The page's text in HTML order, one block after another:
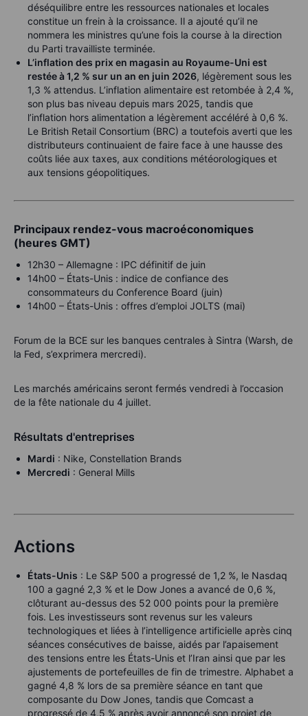
déséquilibre entre les ressources nationales et locales
constitue un frein à la croissance. Il a ajouté qu’il ne
nommera les ministres qu’une fois la course à la direction
du Parti travailliste terminée.
L’inflation des prix en magasin au Royaume-Uni est
restée à 1,2 % sur un an en juin 2026, légèrement sous les
1,3 % attendus. L’inflation alimentaire est retombée à 2,4 %,
son plus bas niveau depuis mars 2025, tandis que
l’inflation hors alimentation a légèrement accéléré à 0,6 %.
Le British Retail Consortium (BRC) a toutefois averti que les
distributeurs continuaient de faire face à une hausse des
coûts liée aux taxes, aux conditions météorologiques et
aux tensions géopolitiques.
Principaux rendez-vous macroéconomiques
(heures GMT)
12h30 – Allemagne : IPC définitif de juin
14h00 – États-Unis : indice de confiance des
consommateurs du Conference Board (juin)
14h00 – États-Unis : offres d’emploi JOLTS (mai)
Forum de la BCE sur les banques centrales à Sintra (Warsh, de
la Fed, s’exprimera mercredi).
Les marchés américains seront fermés vendredi à l’occasion
de la fête nationale du 4 juillet.
Résultats d'entreprises
Mardi : Nike, Constellation Brands
Mercredi : General Mills
Actions
États-Unis : Le S&P 500 a progressé de 1,2 %, le Nasdaq
100 a gagné 2,3 % et le Dow Jones a avancé de 0,6 %,
clôturant au-dessus des 52 000 points pour la première
fois. Les investisseurs sont revenus sur les valeurs
technologiques et liées à l’intelligence artificielle après cinq
séances consécutives de baisse, aidés par l’apaisement
des tensions entre les États-Unis et l’Iran ainsi que par les
ajustements de portefeuilles de fin de trimestre. Alphabet a
gagné 4,8 % lors de sa première séance en tant que
composante du Dow Jones, tandis que Comcast a
progressé de 4,5 % après avoir annoncé son projet de